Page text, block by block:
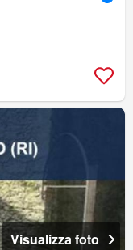
Visualizza foto